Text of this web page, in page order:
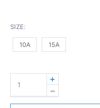
SIZE:
10A 15A
GAUGE